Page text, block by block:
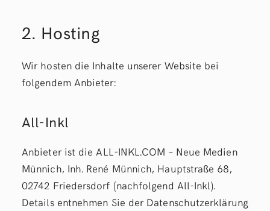
2. Hosting
Wir hosten die Inhalte unserer Website bei
folgendem Anbieter:
All-Inkl
Anbieter ist die ALL-INKL.COM – Neue Medien
Münnich, Inh. René Münnich, Hauptstraße 68,
02742 Friedersdorf (nachfolgend All-Inkl).
Details entnehmen Sie der Datenschutzerklärung